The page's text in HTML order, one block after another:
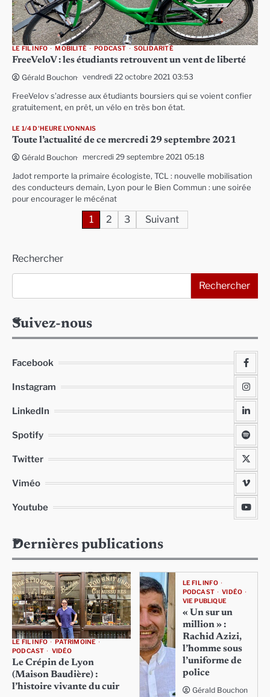
LE FIL INFO MOBILITÉ PODCAST SOLIDARITÉ
FreeVeloV : les étudiants retrouvent un vent de liberté
Gérald Bouchon vendredi 22 octobre 2021 03:53
FreeVelov s’adresse aux étudiants boursiers qui se voient confier
gratuitement, en prêt, un vélo en très bon état.
LE 1/4 D'HEURE LYONNAIS
Toute l’actualité de ce mercredi 29 septembre 2021
Gérald Bouchon mercredi 29 septembre 2021 05:18
Jadot remporte la primaire écologiste, TCL : nouvelle mobilisation
des conducteurs demain, Lyon pour le Bien Commun : une soirée
pour encourager le mécénat
publications
1 2 3 Suivant
Rechercher
Rechercher
Suivez-nous
Facebook
Instagram
LinkedIn
Spotify
Twitter
Viméo
Youtube
Dernières publications
LE FIL INFO
PATRIMOINE
PODCAST
VIDÉO
Le Crépin de Lyon
(Maison Baudière) :
l’histoire vivante du cuir
LE FIL INFO
PODCAST
VIDÉO
VIE PUBLIQUE
« Un sur un
million » :
Rachid Azizi,
l’homme sous
l’uniforme de
police
Gérald Bouchon